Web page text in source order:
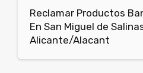
Reclamar Productos
En San Miguel de
Alicante/Alacant